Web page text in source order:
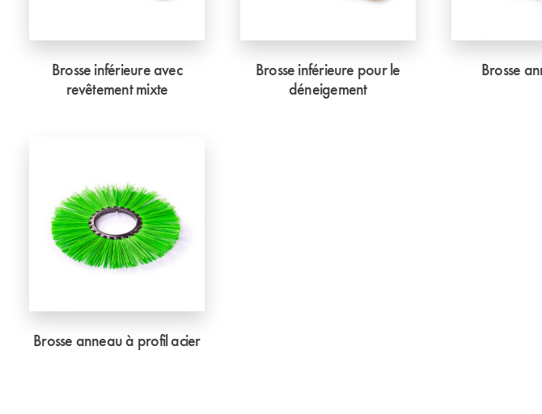
Brosse inférieure avec
revêtement mixte
Brosse inférieure pour le
déneigement
Brosse
Brosse anneau à profil acier